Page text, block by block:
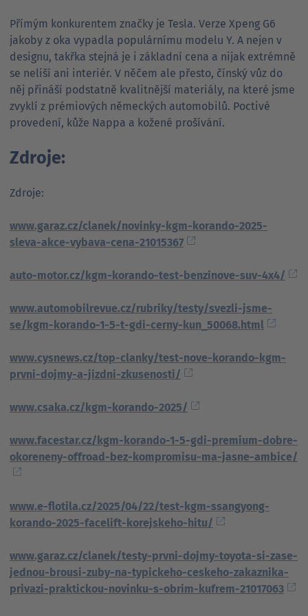
Přímým konkurentem značky je Tesla. Verze Xpeng G6
jakoby z oka vypadla populárnímu modelu Y. A nejen v
designu, takřka stejná je i základní cena a nijak extrémně
se neliší ani interiér. V něčem ale přesto, čínský vůz do
něj přináší podstatně kvalitnější materiály, na které jsme
zvyklí z prémiových německých automobilů. Poctivé
provedení, kůže Nappa a kožené prošívání.
Zdroje:
Zdroje:
www.garaz.cz/clanek/novinky-kgm-korando-2025-
sleva-akce-vybava-cena-21015367
auto-motor.cz/kgm-korando-test-benzinove-suv-4x4/
www.automobilrevue.cz/rubriky/testy/svezli-jsme-
se/kgm-korando-1-5-t-gdi-cerny-kun_50068.html
www.cysnews.cz/top-clanky/test-nove-korando-kgm-
prvni-dojmy-a-jizdni-zkusenosti/
www.csaka.cz/kgm-korando-2025/
www.facestar.cz/kgm-korando-1-5-gdi-premium-dobre-
okoreneny-offroad-bez-kompromisu-ma-jasne-ambice/
www.e-flotila.cz/2025/04/22/test-kgm-ssangyong-
korando-2025-facelift-korejskeho-hitu/
www.garaz.cz/clanek/testy-prvni-dojmy-toyota-si-zase-
jednou-brousi-zuby-na-typickeho-ceskeho-zakaznika-
privazi-praktickou-novinku-s-obrim-kufrem-21017063